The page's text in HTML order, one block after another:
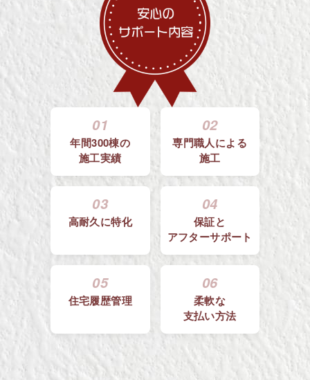
01
年間300棟の
施工実績
02
専門職人による
施工
03
高耐久に特化
04
保証と
アフターサポート
05
住宅履歴管理
06
柔軟な
支払い方法